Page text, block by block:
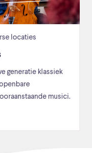
locaties
generatie klassiek
musici.